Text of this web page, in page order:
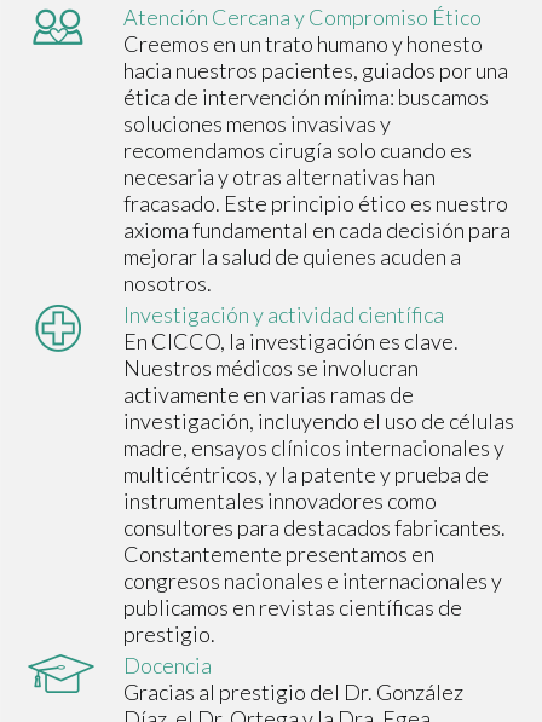
Atención Cercana y Compromiso Ético
Creemos en un trato humano y honesto
hacia nuestros pacientes, guiados por una
ética de intervención mínima: buscamos
soluciones menos invasivas y
recomendamos cirugía solo cuando es
necesaria y otras alternativas han
fracasado. Este principio ético es nuestro
axioma fundamental en cada decisión para
mejorar la salud de quienes acuden a
nosotros.
Investigación y actividad científica
En CICCO, la investigación es clave.
Nuestros médicos se involucran
activamente en varias ramas de
investigación, incluyendo el uso de células
madre, ensayos clínicos internacionales y
multicéntricos, y la patente y prueba de
instrumentales innovadores como
consultores para destacados fabricantes.
Constantemente presentamos en
congresos nacionales e internacionales y
publicamos en revistas científicas de
prestigio.
Docencia
Gracias al prestigio del Dr. González